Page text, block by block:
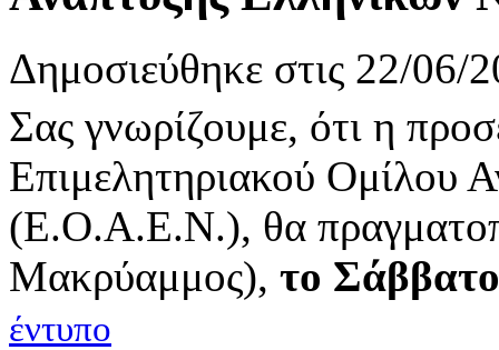
Δημοσιεύθηκε στις 22/06/
Σας γνωρίζουμε, ότι η
Επιμελητηριακού Ομίλου
(Ε.Ο.Α.Ε.Ν.), θα
Μακρύαμμος), το
έντυπο